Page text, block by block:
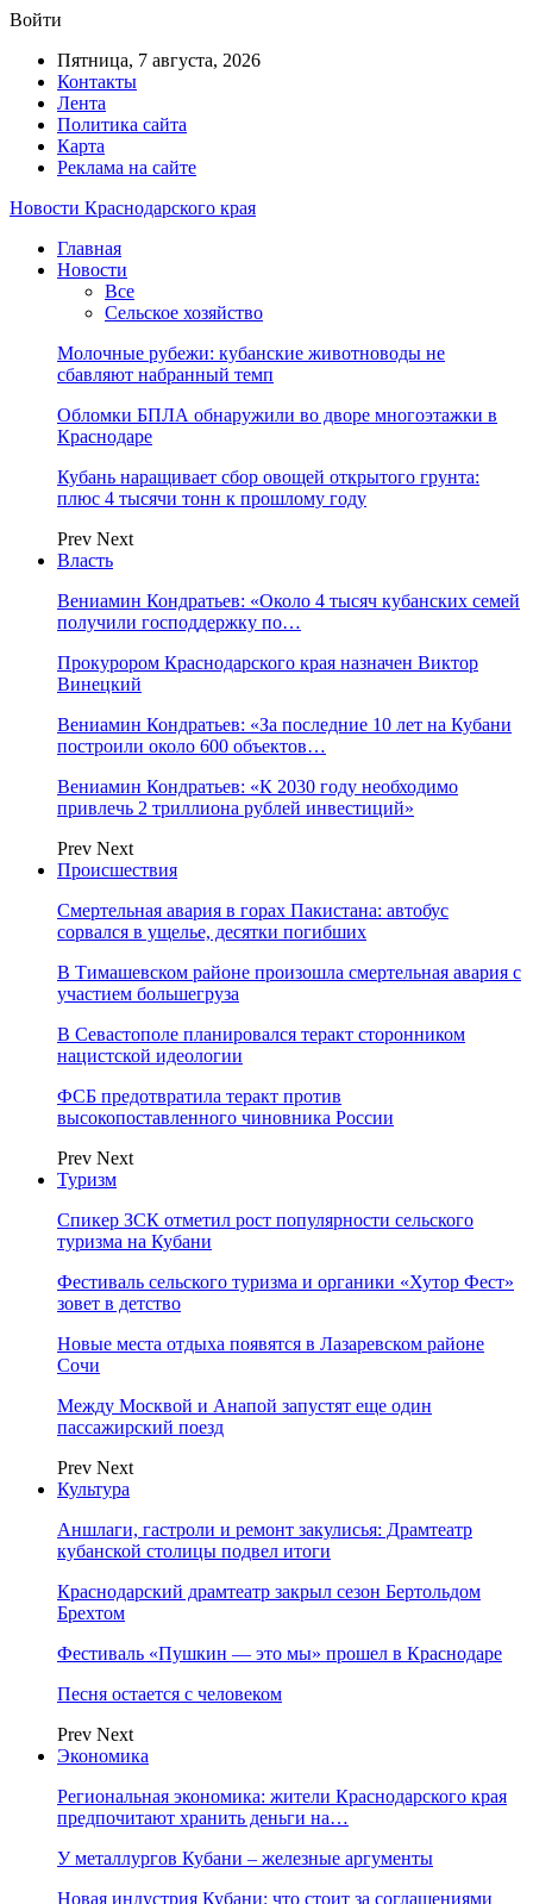
Войти
Пятница, 7 августа, 2026
Контакты
Лента
Политика сайта
Карта
Реклама на сайте
Новости Краснодарского края
Главная
Новости
Все
Сельское хозяйство
Молочные рубежи: кубанские животноводы не
сбавляют набранный темп
Обломки БПЛА обнаружили во дворе многоэтажки в
Краснодаре
Кубань наращивает сбор овощей открытого грунта:
плюс 4 тысячи тонн к прошлому году
Prev Next
Власть
Вениамин Кондратьев: «Около 4 тысяч кубанских семей
получили господдержку по…
Прокурором Краснодарского края назначен Виктор
Винецкий
Вениамин Кондратьев: «За последние 10 лет на Кубани
построили около 600 объектов…
Вениамин Кондратьев: «К 2030 году необходимо
привлечь 2 триллиона рублей инвестиций»
Prev Next
Происшествия
Смертельная авария в горах Пакистана: автобус
сорвался в ущелье, десятки погибших
В Тимашевском районе произошла смертельная авария с
участием большегруза
В Севастополе планировался теракт сторонником
нацистской идеологии
ФСБ предотвратила теракт против
высокопоставленного чиновника России
Prev Next
Туризм
Спикер ЗСК отметил рост популярности сельского
туризма на Кубани
Фестиваль сельского туризма и органики «Хутор Фест»
зовет в детство
Новые места отдыха появятся в Лазаревском районе
Сочи
Между Москвой и Анапой запустят еще один
пассажирский поезд
Prev Next
Культура
Аншлаги, гастроли и ремонт закулисья: Драмтеатр
кубанской столицы подвел итоги
Краснодарский драмтеатр закрыл сезон Бертольдом
Брехтом
Фестиваль «Пушкин — это мы» прошел в Краснодаре
Песня остается с человеком
Prev Next
Экономика
Региональная экономика: жители Краснодарского края
предпочитают хранить деньги на…
У металлургов Кубани – железные аргументы
Новая индустрия Кубани: что стоит за соглашениями